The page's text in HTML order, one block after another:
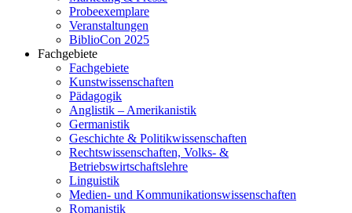
Probeexemplare
Veranstaltungen
BiblioCon 2025
Fachgebiete
Fachgebiete
Kunstwissenschaften
Pädagogik
Anglistik – Amerikanistik
Germanistik
Geschichte & Politikwissenschaften
Rechtswissenschaften, Volks- &
Betriebswirtschaftslehre
Linguistik
Medien- und Kommunikationswissenschaften
Romanistik